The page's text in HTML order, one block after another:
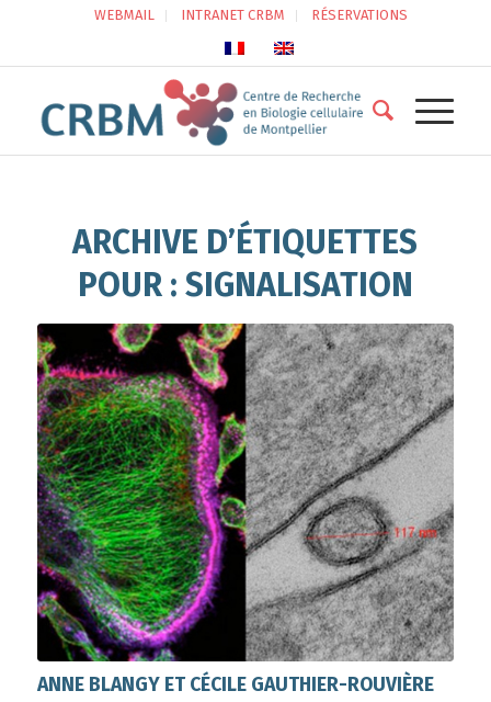
WEBMAIL INTRANET CRBM RÉSERVATIONS
ARCHIVE D’ÉTIQUETTES
POUR : SIGNALISATION
ANNE BLANGY ET CÉCILE GAUTHIER-ROUVIÈRE